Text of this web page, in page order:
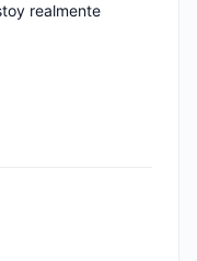
realmente